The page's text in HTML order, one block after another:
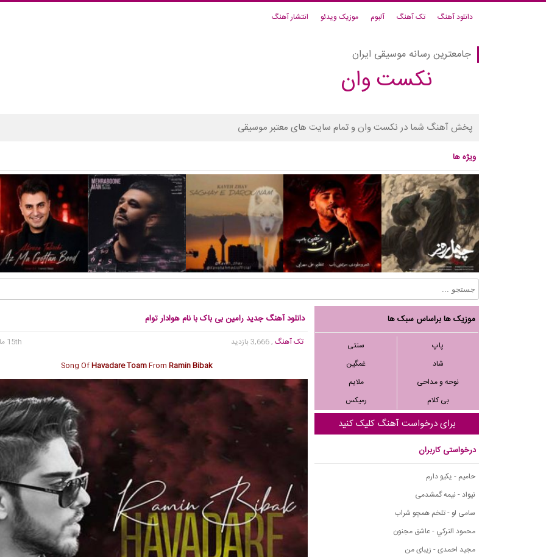
دانلود آهنگ تک آهنگ آلبوم موزیک ویدئو انتشار آهنگ
جامعترین رسانه موسیقی ایران
نکست وان
پخش آهنگ شما در نکست وان و تمام سایت های معتبر موسیقی
ویژه ها
موزیک ها براساس سبک ها
پاپ
سنتی
شاد
غمگین
نوحه و مداحی
ملایم
بی کلام
رمیکس
برای درخواست آهنگ کلیک کنید
درخواستی کاربران
حامیم - یکیو دارم
نیواد - نیمه گمشدمی
سامی لو - تلخم همچو شراب
محمود التركي - عاشق مجنون
مجید احمدی - زیبای من
دانلود آهنگ جدید رامین بی باک با نام هوادار توام
تک آهنگ, 3,666 بازدید
15th مارس 2020
Song OfHavadare ToamFromRamin Bibak